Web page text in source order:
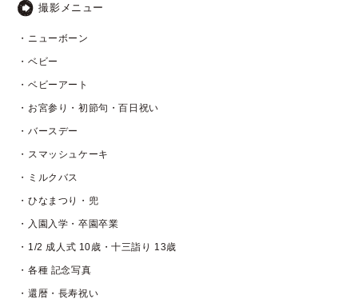
撮影メニュー
・ニューボーン
・ベビー
・ベビーアート
・お宮参り・初節句・百日祝い
・バースデー
・スマッシュケーキ
・ミルクバス
・ひなまつり・兜
・入園入学・卒園卒業
・1/2 成人式 10歳・十三詣り 13歳
・各種 記念写真
・還暦・長寿祝い